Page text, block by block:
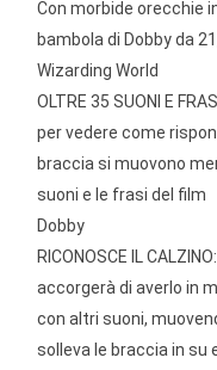
Con morbide orecchie
bambola di Dobby da
Wizarding World
OLTRE 35 SUONI E
per vedere come
braccia si muovono
suoni e le frasi del film
Dobby
RICONOSCE IL
accorgerà di averlo in
con altri suoni,
solleva le braccia in su